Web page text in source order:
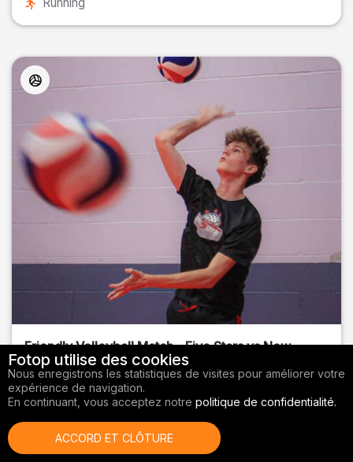
Friendly Volleyball Match - Five Stars vs New
Sports BR
Orange County, FL
Volley-ball
Fotop utilise des cookies
Nous enregistrons les statistiques de visites pour améliorer votre
expérience de navigation.
En continuant, vous acceptez notre politique de confidentialité.
ACCORD ET CLÔTURE